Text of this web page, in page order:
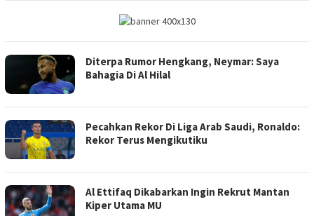
Diterpa Rumor Hengkang, Neymar: Saya
Bahagia Di Al Hilal
Pecahkan Rekor Di Liga Arab Saudi, Ronaldo:
Rekor Terus Mengikutiku
Al Ettifaq Dikabarkan Ingin Rekrut Mantan
Kiper Utama MU